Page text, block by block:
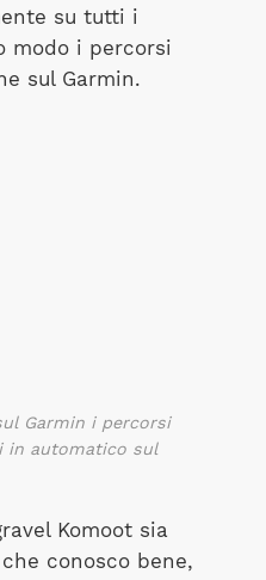
su tutti i
modo i percorsi
sul Garmin.
Garmin i percorsi
in automatico sul
Komoot sia
conosco bene,